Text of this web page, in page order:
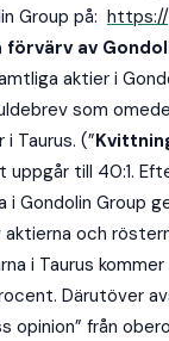
Group på:
förvärv av
aktier i
som
Taurus. (”
till 40:1.
i Gondolin Group
och
i Taurus
Därutöver
opinion” från